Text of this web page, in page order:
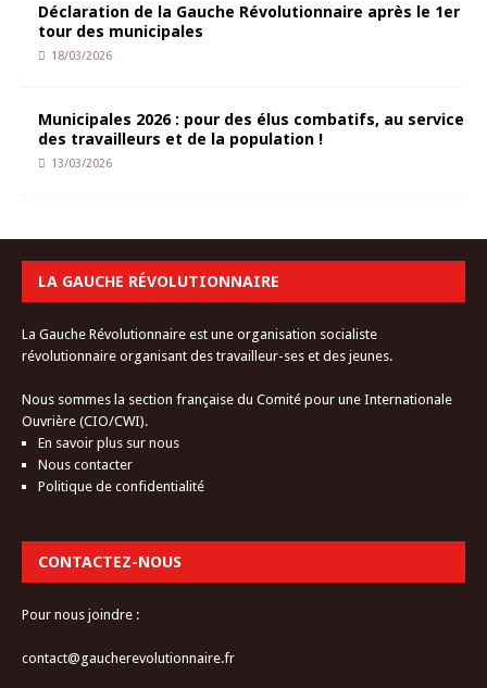
Déclaration de la Gauche Révolutionnaire après le 1er
tour des municipales
18/03/2026
Municipales 2026 : pour des élus combatifs, au service
des travailleurs et de la population !
13/03/2026
LA GAUCHE RÉVOLUTIONNAIRE
La Gauche Révolutionnaire est une organisation socialiste
révolutionnaire organisant des travailleur-ses et des jeunes.
Nous sommes la section française du Comité pour une Internationale
Ouvrière (CIO/CWI).
En savoir plus sur nous
Nous contacter
Politique de confidentialité
CONTACTEZ-NOUS
Pour nous joindre :
contact@gaucherevolutionnaire.fr